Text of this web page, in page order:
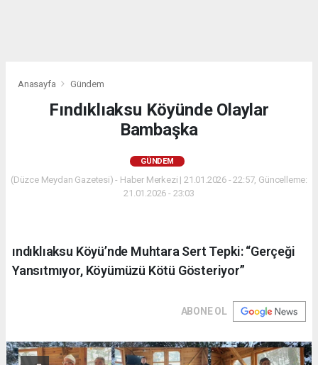
Anasayfa Gündem
Fındıklıaksu Köyünde Olaylar
Bambaşka
GÜNDEM
(Düzce Meydan Gazetesi) - Haber Merkezi | 21.01.2026 - 22:57, Güncelleme:
21.01.2026 - 23:03
ındıklıaksu Köyü’nde Muhtara Sert Tepki: “Gerçeği
Yansıtmıyor, Köyümüzü Kötü Gösteriyor”
ABONE OL